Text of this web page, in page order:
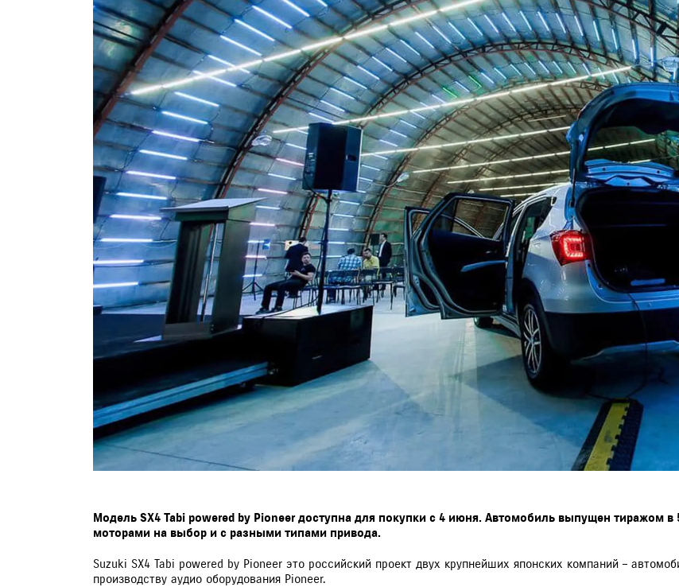
VITARA JIMNY
ЗАПИСЬ НА ТО РАССЧИТАТЬ ТО
Модель SX4 Tabi powered by Pioneer доступна для покупки с 4 июня. Автомобиль выпущен тиражом в
моторами на выбор и с разными типами привода.
Suzuki SX4 Tabi powered by Pioneer это российский проект двух крупнейших японских компаний –
производству аудио оборудования Pioneer.